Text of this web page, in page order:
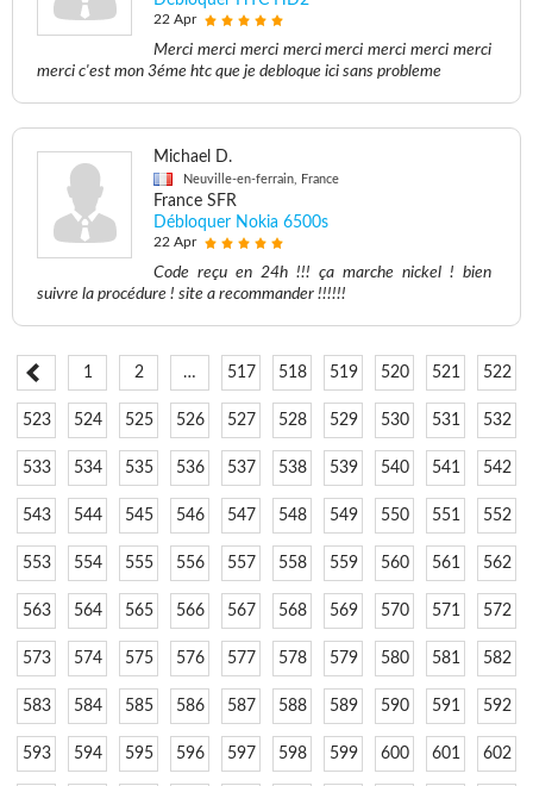
22 Apr
Merci merci merci merci merci merci merci merci
merci c'est mon 3éme htc que je debloque ici sans probleme
Michael D.
Neuville-en-ferrain, France
France SFR
Débloquer Nokia 6500s
22 Apr
Code reçu en 24h !!! ça marche nickel ! bien
suivre la procédure ! site a recommander !!!!!!
1 2 … 517 518 519 520 521 522
523 524 525 526 527 528 529 530 531 532
533 534 535 536 537 538 539 540 541 542
543 544 545 546 547 548 549 550 551 552
553 554 555 556 557 558 559 560 561 562
563 564 565 566 567 568 569 570 571 572
573 574 575 576 577 578 579 580 581 582
583 584 585 586 587 588 589 590 591 592
593 594 595 596 597 598 599 600 601 602